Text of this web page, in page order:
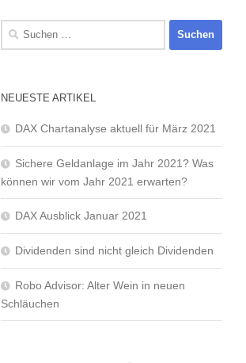
Suchen
NEUESTE ARTIKEL
DAX Chartanalyse aktuell für März 2021
Sichere Geldanlage im Jahr 2021? Was
können wir vom Jahr 2021 erwarten?
DAX Ausblick Januar 2021
Dividenden sind nicht gleich Dividenden
Robo Advisor: Alter Wein in neuen
Schläuchen